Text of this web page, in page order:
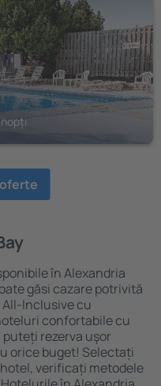
în Alexandria
găsi cazare potrivită
Inclusive cu
confortabile cu
rezerva uşor
orice buget! Selectați
verificați metodele